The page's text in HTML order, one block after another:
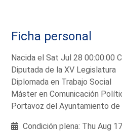
Ficha personal
Nacida el Sat Jul 28 00:00:00
Diputada de la XV Legislatura
Diplomada en Trabajo Social
Máster en Comunicación
Portavoz del Ayuntamiento de
Condición plena: Thu Aug